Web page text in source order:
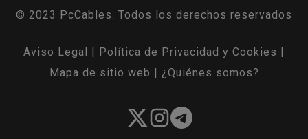
© 2023 PcCables. Todos los derechos reservados
Aviso Legal | Política de Privacidad y Cookies |
Mapa de sitio web | ¿Quiénes somos?